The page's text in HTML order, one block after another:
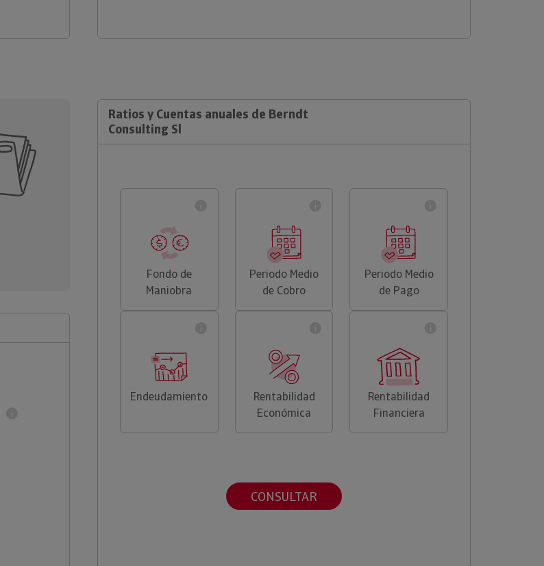
Ratios y Cuentas anuales de Berndt
Consulting Sl
Fondo de
Maniobra
Periodo Medio
de Cobro
Periodo Medio
de Pago
Endeudamiento
Rentabilidad
Económica
Rentabilidad
Financiera
CONSULTAR